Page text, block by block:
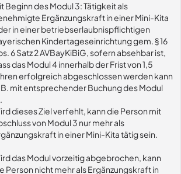
Beginn des Modul 3: Tätigkeit als
Ergänzungskraft in einer Mini-Kita
in einer betriebserlaubnispflichtigen
Kindertageseinrichtung gem. § 16
6 Satz 2 AVBayKiBiG, sofern absehbar ist,
das Modul 4 innerhalb der Frist von 1,5
erfolgreich abgeschlossen werden kann
mit entsprechender Buchung des Modul
dieses Ziel verfehlt, kann die Person mit
von Modul 3 nur mehr als
in einer Mini-Kita tätig sein.
das Modul vorzeitig abgebrochen, kann
Person nicht mehr als Ergänzungskraft in